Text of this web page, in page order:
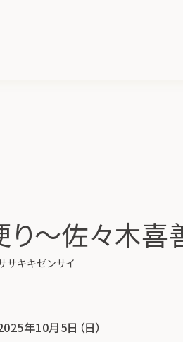
り～佐々木喜
キキゼンサイ
年10月5日（日）